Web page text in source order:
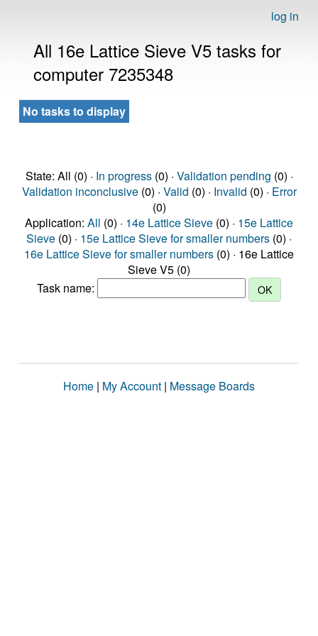
log in
All 16e Lattice Sieve V5 tasks for
computer 7235348
No tasks to display
State: All (0) · In progress(0) · Validation pending (0) ·
Validation inconclusive(0) · Valid (0) · Invalid (0) · Error
(0)
Application: All (0) · 14e Lattice Sieve (0) · 15e Lattice
Sieve (0) · 15e Lattice Sieve for smaller numbers (0) ·
16e Lattice Sieve for smaller numbers (0) · 16e Lattice
Sieve V5 (0)
Task name:
Home | My Account | Message Boards